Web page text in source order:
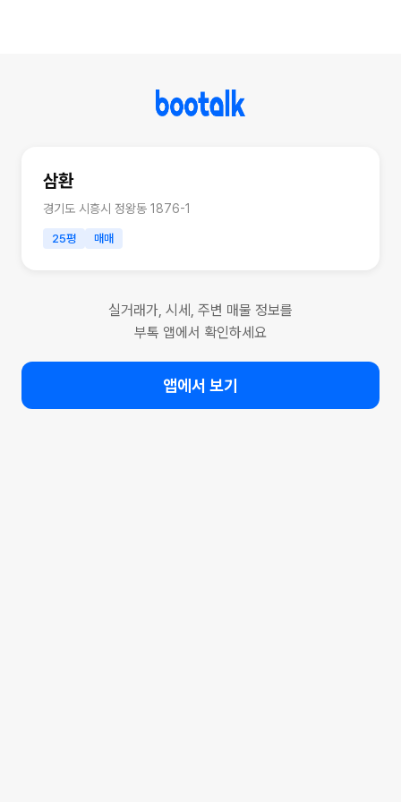
삼환
경기도 시흥시 정왕동 1876-1
25평 매매
실거래가, 시세, 주변 매물 정보를
부톡 앱에서 확인하세요
앱에서 보기